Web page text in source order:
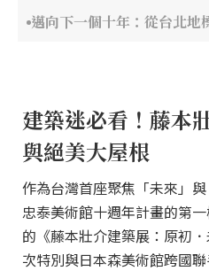
邁向下一個十年：從台北地
建築迷必看！藤本
與絕美大屋根
作為台灣首座聚焦「未來」
忠泰美術館十週年計畫的第
的《藤本壯介建築展：原初
次特別與日本森美術館跨國